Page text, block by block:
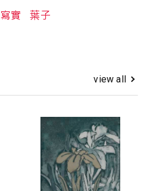
寫實 葉子
view all